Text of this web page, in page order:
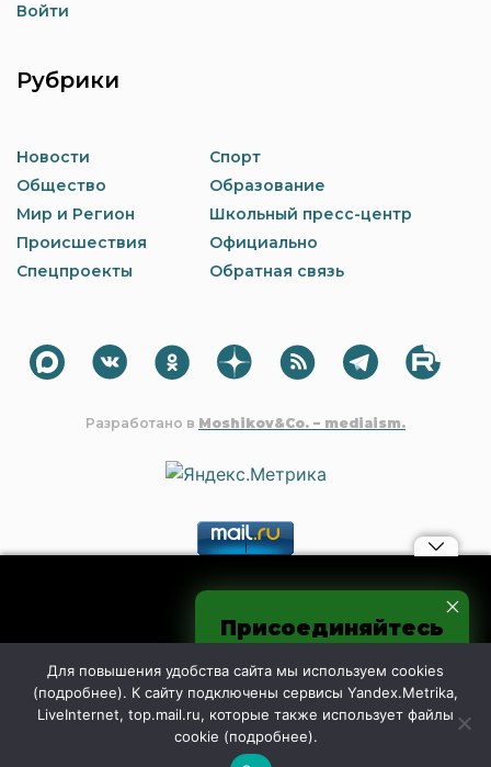
Войти
Рубрики
Новости
Общество
Мир и Регион
Происшествия
Спецпроекты
Спорт
Образование
Школьный пресс-центр
Официально
Обратная связь
Разработано в Moshikov&Co. – mediaism.
Материалы, авторские права на которые принадлежат OOO
"Редакция газеты "Шахтинские известия", могут быть
предварительного согласия со стороны редакции только с
обязательной активной гиперссылкой на shakhty-media.ru.
Дословное дублирование и чрезмерное цитирование
контента запрещено.
Для повышения удобства сайта мы используем cookies
(подробнее). К сайту подключены сервисы Yandex.Metrika,
LiveInternet, top.mail.ru, которые также использует файлы
cookie (подробнее).
Присоединяйтесь
к нам в соцсетях